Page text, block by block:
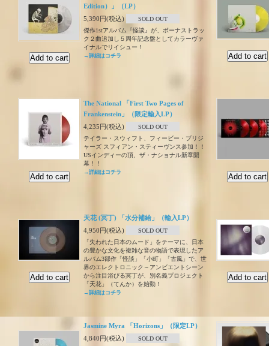
Edition）」（LP）
5,390円(税込)
SOLD OUT
傑作1stアルバム『怪談』が、ボーナストラッ
ク２曲追加し５周年記念盤としてカラーヴァ
イナルでリイシュー！
→詳細はコチラ
The National 「First Two Pages of
Frankenstein」（限定輸入LP）
4,235円(税込)
SOLD OUT
テイラー・スウィフト、フィービー・ブリジ
ャーズ スフィアン・スティーヴンス参加！！
USインディーの頂、ザ・ナショナル新章開
幕！！
→詳細はコチラ
天花 (冥丁) 「水分補給」（輸入LP）
4,950円(税込)
SOLD OUT
「失われた日本のムード」をテーマに、日本
の豊かな文化を複雑な音の物語で表現したア
ルバム3部作「怪談」「小町」「古風」で、世
界のエレクトロニック～アンビエントシーン
から注目浴びる冥丁が、別名義プロジェクト
「天花」（てんか）を始動！
→詳細はコチラ
Jasmine Myra 「Horizons」（限定LP）
4,840円(税込)
SOLD OUT